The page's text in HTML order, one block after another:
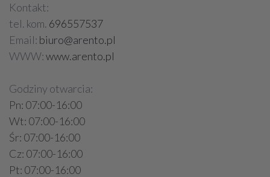
Kontakt:
tel. kom. 696557537
Email: biuro@arento.pl
WWW:www.arento.pl
Godziny otwarcia:
Pn: 07:00-16:00
Wt: 07:00-16:00
Śr: 07:00-16:00
Cz: 07:00-16:00
Pt: 07:00-16:00